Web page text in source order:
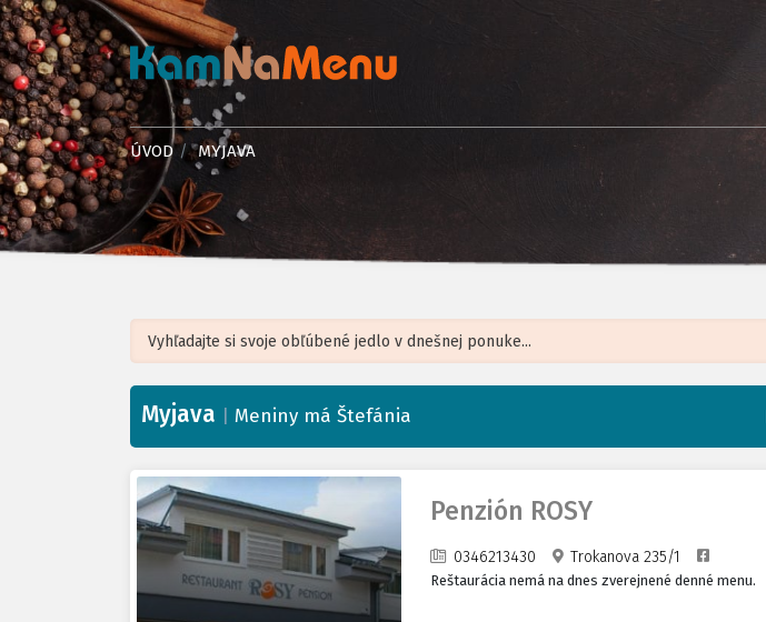
ÚVOD MYJAVA
+
−
Myjava Meniny má Štefánia
Penzión ROSY
0346213430 Trokanova 235/1
Reštaurácia nemá na dnes zverejnené denné menu.